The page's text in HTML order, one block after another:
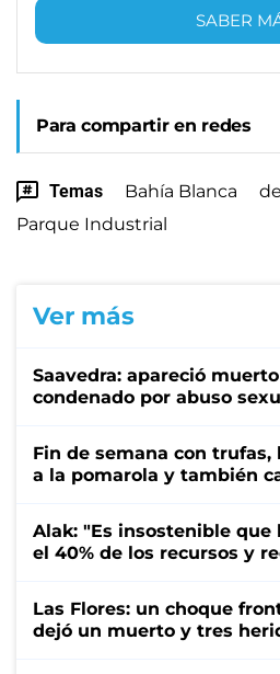
SABER
Para compartir en redes
Temas Bahía Blanca
Parque Industrial
Ver más
Saavedra: apareció
condenado por abuso
Fin de semana con trufas,
a la pomarola y también
Alak: "Es insostenible
el 40% de los recursos y
Las Flores: un choque
dejó un muerto y tres